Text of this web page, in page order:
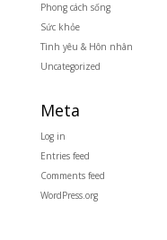
Phong cách sống
Sức khỏe
Tình yêu & Hôn nhân
Uncategorized
Meta
Log in
Entries feed
Comments feed
WordPress.org